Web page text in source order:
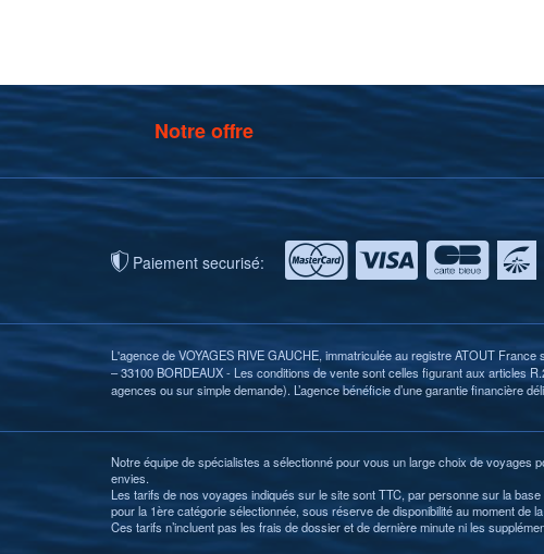
Notre offre
Paiement securisé:
L'agence de VOYAGES RIVE GAUCHE, immatriculée au registre ATOUT
– 33100 BORDEAUX - Les conditions de vente sont celles figurant aux articles
agences ou sur simple demande). L’agence bénéficie d’une garantie financière
Notre équipe de spécialistes a sélectionné pour vous un large choix de voyages
envies.
Les tarifs de nos voyages indiqués sur le site sont TTC, par personne sur la
pour la 1ère catégorie sélectionnée, sous réserve de disponibilité au moment de
Ces tarifs n’incluent pas les frais de dossier et de dernière minute ni les